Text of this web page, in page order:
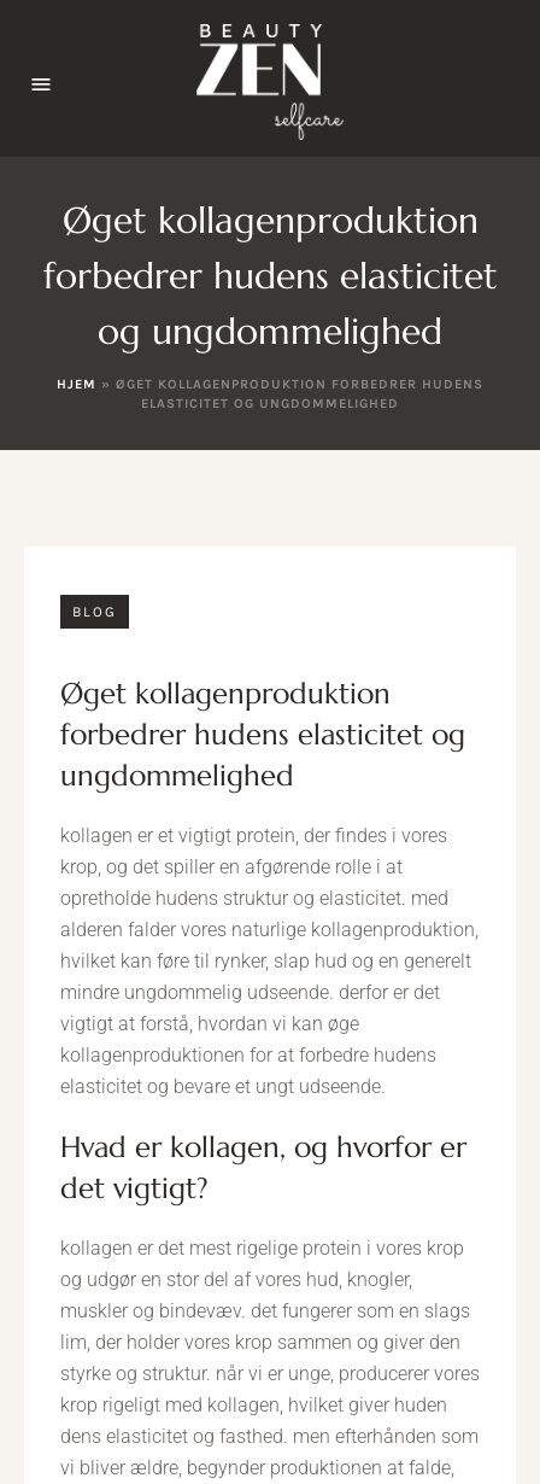
Øget kollagenproduktion
forbedrer hudens elasticitet
og ungdommelighed
HJEM » ØGET KOLLAGENPRODUKTION FORBEDRER HUDENS
ELASTICITET OG UNGDOMMELIGHED
BLOG
øget kollagenproduktion
forbedrer hudens elasticitet og
ungdommelighed
kollagen er et vigtigt protein, der findes i vores
krop, og det spiller en afgørende rolle i at
opretholde hudens struktur og elasticitet. med
alderen falder vores naturlige kollagenproduktion,
hvilket kan føre til rynker, slap hud og en generelt
mindre ungdommelig udseende. derfor er det
vigtigt at forstå, hvordan vi kan øge
kollagenproduktionen for at forbedre hudens
elasticitet og bevare et ungt udseende.
hvad er kollagen, og hvorfor er
det vigtigt?
kollagen er det mest rigelige protein i vores krop
og udgør en stor del af vores hud, knogler,
muskler og bindevæv. det fungerer som en slags
lim, der holder vores krop sammen og giver den
styrke og struktur. når vi er unge, producerer vores
krop rigeligt med kollagen, hvilket giver huden
dens elasticitet og fasthed. men efterhånden som
vi bliver ældre, begynder produktionen at falde,